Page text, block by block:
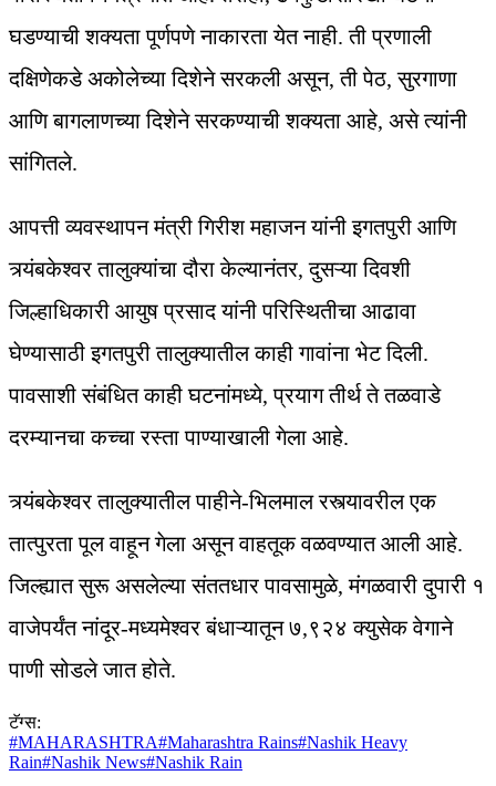
घडण्याची शक्यता पूर्णपणे नाकारता येत नाही. ती प्रणाली
दक्षिणेकडे अकोलेच्या दिशेने सरकली असून, ती पेठ, सुरगाणा
आणि बागलाणच्या दिशेने सरकण्याची शक्यता आहे, असे त्यांनी
सांगितले.
आपत्ती व्यवस्थापन मंत्री गिरीश महाजन यांनी इगतपुरी आणि
त्र्यंबकेश्वर तालुक्यांचा दौरा केल्यानंतर, दुसऱ्या दिवशी
जिल्हाधिकारी आयुष प्रसाद यांनी परिस्थितीचा आढावा
घेण्यासाठी इगतपुरी तालुक्यातील काही गावांना भेट दिली.
पावसाशी संबंधित काही घटनांमध्ये, प्रयाग तीर्थ ते तळवाडे
दरम्यानचा कच्चा रस्ता पाण्याखाली गेला आहे.
त्र्यंबकेश्वर तालुक्यातील पाहीने-भिलमाल रस्त्यावरील एक
तात्पुरता पूल वाहून गेला असून वाहतूक वळवण्यात आली आहे.
जिल्ह्यात सुरू असलेल्या संततधार पावसामुळे, मंगळवारी दुपारी १
वाजेपर्यंत नांदूर-मध्यमेश्वर बंधाऱ्यातून ७,९२४ क्युसेक वेगाने
पाणी सोडले जात होते.
टॅग्स:
#MAHARASHTRA#Maharashtra Rains#Nashik Heavy
Rain#Nashik News#Nashik Rain